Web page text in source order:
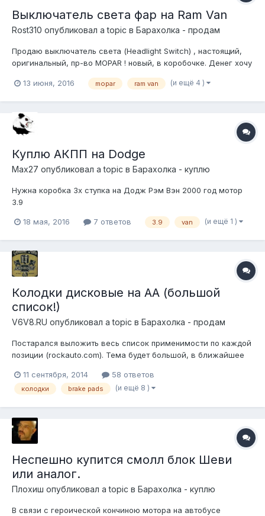
Выключатель света фар на Ram Van
Rost310 опубликовал a topic в Барахолка - продам
Продаю выключатель света (Headlight Switch) , настоящий,
оригинальный, пр-во MOPAR ! новый, в коробочке. Денег хочу
всех додж рэм вэны 88-2002 года и на первые караваны с
13 июня, 2016 mopar ram van (и ещё 4 )
Куплю АКПП на Dodge
Max27 опубликовал a topic в Барахолка - куплю
Нужна коробка 3х ступка на Додж Рэм Вэн 2000 год мотор
3.9
18 мая, 2016 7 ответов 3.9 van (и ещё 1 )
Колодки дисковые на АА (большой
список!)
V6V8.RU опубликовал a topic в Барахолка - продам
Постарался выложить весь список применимости по каждой
позиции (rockauto.com). Тема будет большой, в ближайшее
актуальны, узнавайте по каждой позиции отдельно! Телефон
для связи 8(925)8385936! Колодки дисковые передние: GM:
11 сентября, 2014 58 ответов
колодки brake pads (и ещё 8 )
Неспешно купится смолл блок Шеви
или аналог.
Плохиш опубликовал a topic в Барахолка - куплю
В связи с героической кончиною мотора на автобусе